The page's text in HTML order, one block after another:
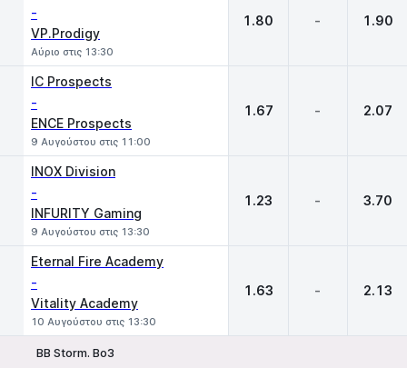
-
VP.Prodigy
Αύριο στις 13:30
1.80 - 1.90
IC Prospects
-
ENCE Prospects
9 Αυγούστου στις 11:00
1.67 - 2.07
INOX Division
-
INFURITY Gaming
9 Αυγούστου στις 13:30
1.23 - 3.70
Eternal Fire Academy
-
Vitality Academy
10 Αυγούστου στις 13:30
1.63 - 2.13
BB Storm. Bo3